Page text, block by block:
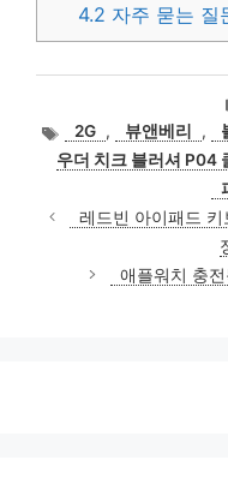
4.2 자주 묻는 질
태
그
2G , 뷰앤베리 ,
우더 치크 블러셔 P04
레드빈 아이패드
애플워치 충